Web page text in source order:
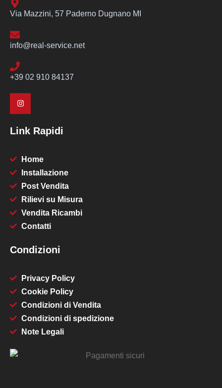
Via Mazzini, 57 Paderno Dugnano MI
info@real-service.net
+39 02 910 84137
Link Rapidi
Home
Installazione
Post Vendita
Rilievi su Misura
Vendita Ricambi
Contatti
Condizioni
Privacy Policy
Cookie Policy
Condizioni di Vendita
Condizioni di spedizione
Note Legali